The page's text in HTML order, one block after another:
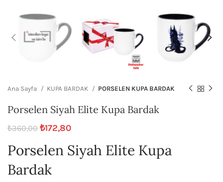
Ana Sayfa KUPA BARDAK PORSELEN KUPA BARDAK
Porselen Siyah Elite Kupa Bardak
₺360,00 ₺172,80
Porselen Siyah Elite Kupa
Bardak